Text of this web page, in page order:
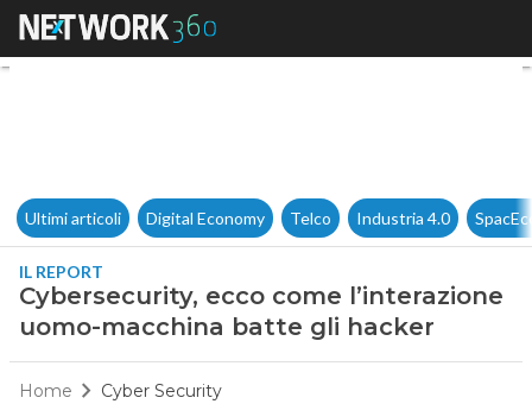
Cybersecurity, ecco come
Ultimi articoli Digital Economy Telco Industria 4.0
IL REPORT
Cybersecurity, ecco come l’interazione
uomo-macchina batte gli hacker
Home Cyber Security